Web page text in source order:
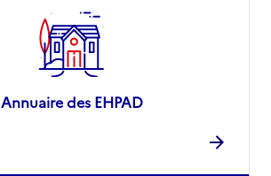
Annuaire des EHPAD